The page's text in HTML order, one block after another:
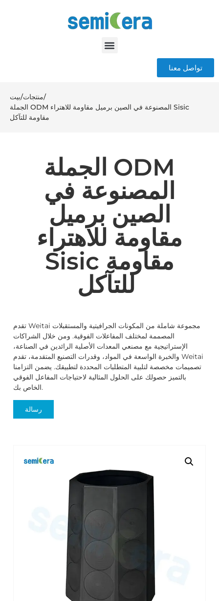
تواصل معنا
بيت/منتجات/
الجملة ODM المصنوعة في الصين برميل مقاومة للاهتراء Sisic
الجملة ODM
المصنوعة في
الصين برميل
مقاومة للاهتراء
Sisic مقاومة
للتآكل
تقدم Weitai مجموعة شاملة من المكونات الجرافيتية والمستقبلات
المصممة لمختلف المفاعلات الفوقية. ومن خلال الشراكات
الإستراتيجية مع مصنعي المعدات الأصلية الرائدين في الصناعة،
والخبرة الواسعة في المواد، وقدرات التصنيع المتقدمة، تقدم Weitai
تصميمات مخصصة لتلبية المتطلبات المحددة لتطبيقك. يضمن التزامنا
بالتميز حصولك على الحلول المثالية لاحتياجات المفاعل الفوقي
الخاص بك.
رسالة